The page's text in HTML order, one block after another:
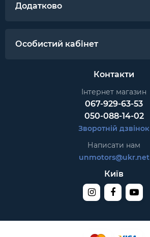
Додатково
Особистий кабінет
Контакти
Інтернет магазин
067-929-63-53
050-088-14-02
Зворотній дзвінок
Написати нам
unmotors@ukr.net
Київ